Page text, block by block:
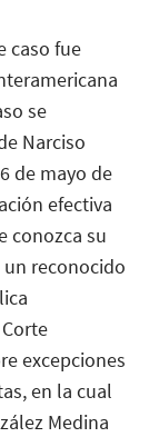
caso fue
se
Narciso
de mayo de
efectiva
conozca su
un reconocido
excepciones
en la cual
Medina